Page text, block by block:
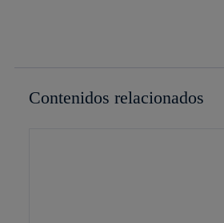
Contenidos relacionados